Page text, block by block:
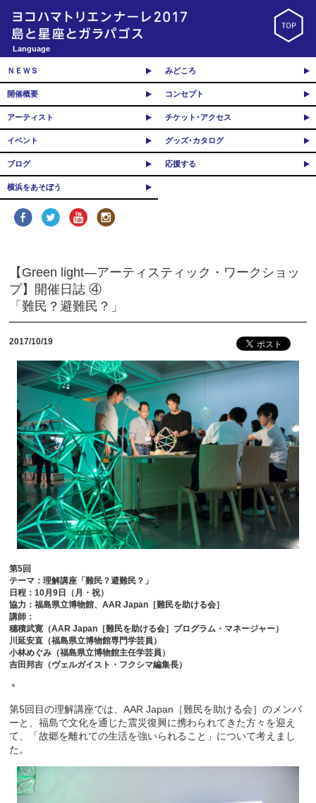
Language
ＮＥＷＳ みどころ
開催概要 コンセプト
アーティスト チケット･アクセス
イベント グッズ･カタログ
ブログ 応援する
横浜をあそぼう
【Green light―アーティスティック・ワークショッ
プ】開催日誌 ④
「難民？避難民？」
2017/10/19
第5回
テーマ：理解講座「難民？避難民？」
日程：10月9日（月・祝）
協力：福島県立博物館、AAR Japan［難民を助ける会］
講師：
穗積武寛（AAR Japan［難民を助ける会］プログラム・マネージャー）
川延安直（福島県立博物館専門学芸員）
小林めぐみ（福島県立博物館主任学芸員）
吉田邦吉（ヴェルガイスト・フクシマ編集長）
＊
第5回目の理解講座では、AAR Japan［難民を助ける会］のメンバ
ーと、福島で文化を通じた震災復興に携わられてきた方々を迎え
て、「故郷を離れての生活を強いられること」について考えまし
た。